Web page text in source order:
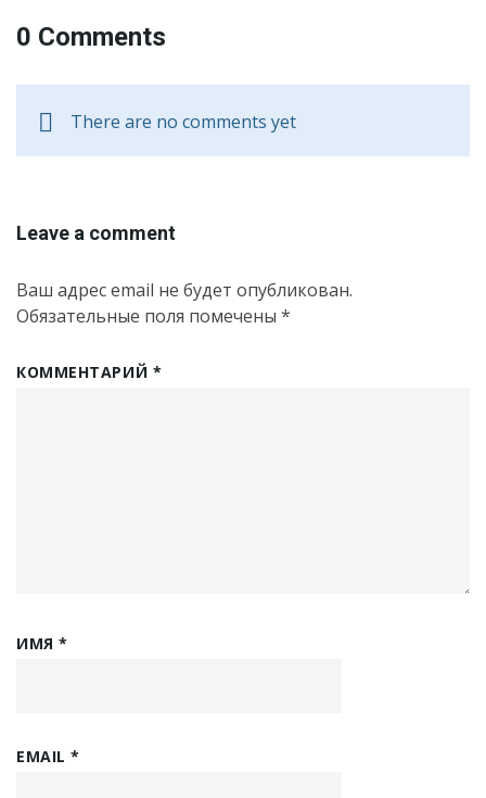
0 Comments
There are no comments yet
Leave a comment
Ваш адрес email не будет опубликован.
Обязательные поля помечены *
КОММЕНТАРИЙ *
ИМЯ*
EMAIL*